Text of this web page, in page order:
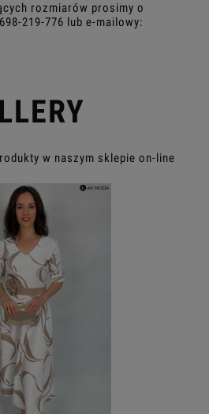
rozmiarów prosimy o
698-219-776 lub e-mailowy:
w naszym sklepie on-line